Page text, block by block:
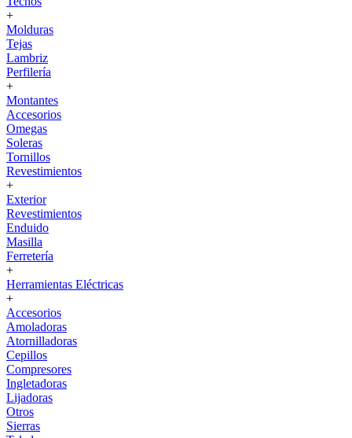
+
Molduras
Tejas
Lambriz
Perfilería
+
Montantes
Accesorios
Omegas
Soleras
Tornillos
Revestimientos
+
Exterior
Revestimientos
Enduido
Masilla
Ferretería
+
Herramientas Eléctricas
+
Accesorios
Amoladoras
Atornilladoras
Cepillos
Compresores
Ingletadoras
Lijadoras
Otros
Sierras